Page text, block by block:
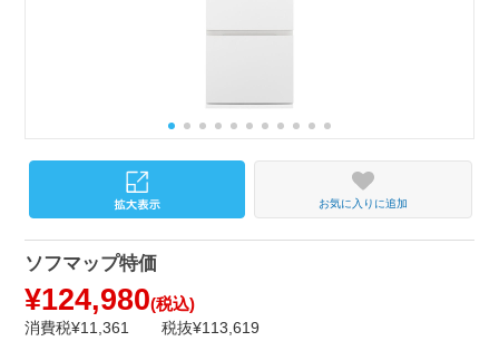
お気に入りに追加
ソフマップ特価
¥124,980(税込)
消費税¥11,361 税抜¥113,619